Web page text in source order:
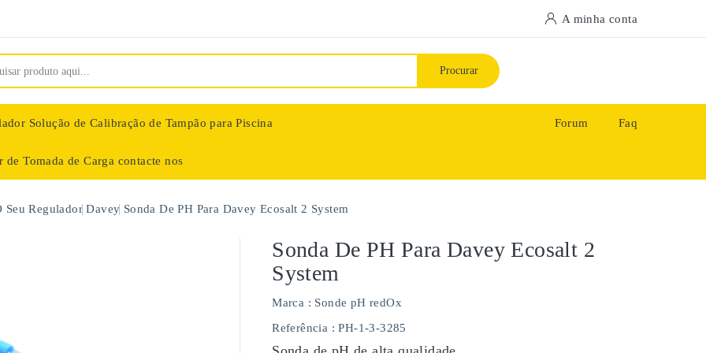
A minha conta
Procurar
Solução de Calibração de Tampão para Piscina
de Tomada de Carga contacte nos
Forum Faq
Seu Regulador Davey Sonda De PH Para Davey Ecosalt 2 System
Sonda De PH Para Davey Ecosalt 2
System
Marca : Sonde pH redOx
Referência : PH-1-3-3285